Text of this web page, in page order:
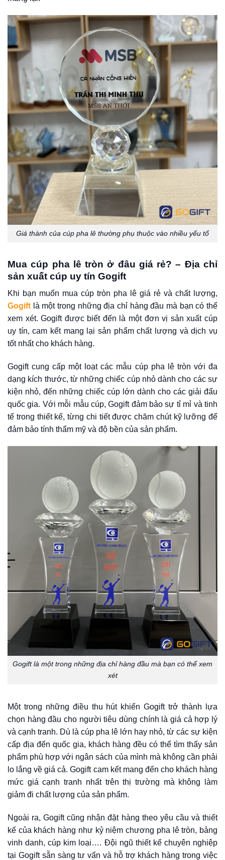
Giá thành của cúp pha lê thường phụ thuộc vào nhiều yếu tố
Mua cúp pha lê tròn ở đâu giá rẻ? – Địa chỉ
sản xuất cúp uy tín Gogift
Khi bạn muốn mua cúp tròn pha lê giá rẻ và chất lượng,
Gogift là một trong những địa chỉ hàng đầu mà bạn có thể
xem xét. Gogift được biết đến là một đơn vị sản xuất cúp
uy tín, cam kết mang lại sản phẩm chất lượng và dịch vụ
tốt nhất cho khách hàng.
Gogift cung cấp một loạt các mẫu cúp pha lê tròn với đa
dạng kích thước, từ những chiếc cúp nhỏ dành cho các sự
kiện nhỏ, đến những chiếc cúp lớn dành cho các giải đấu
quốc gia. Với mỗi mẫu cúp, Gogift đảm bảo sự tỉ mỉ và tinh
tế trong thiết kế, từng chi tiết được chăm chút kỹ lưỡng để
đảm bảo tính thẩm mỹ và độ bền của sản phẩm.
Gogift là một trong những địa chỉ hàng đầu mà bạn có thể xem
xét
Một trong những điều thu hút khiến Gogift trở thành lựa
chọn hàng đầu cho người tiêu dùng chính là giá cả hợp lý
và cạnh tranh. Dù là cúp pha lê lớn hay nhỏ, từ các sự kiện
cấp địa đến quốc gia, khách hàng đều có thể tìm thấy sản
phẩm phù hợp với ngân sách của mình mà không cần phải
lo lắng về giá cả. Gogift cam kết mang đến cho khách hàng
mức giá cạnh tranh nhất trên thị trường mà không làm
giảm đi chất lượng của sản phẩm.
Ngoài ra, Gogift cũng nhận đặt hàng theo yêu cầu và thiết
kế của khách hàng như kỷ niệm chương pha lê tròn, bảng
vinh danh, cúp kim loại…. Đội ngũ thiết kế chuyên nghiệp
tại Gogift sẵn sàng tư vấn và hỗ trợ khách hàng trong việc